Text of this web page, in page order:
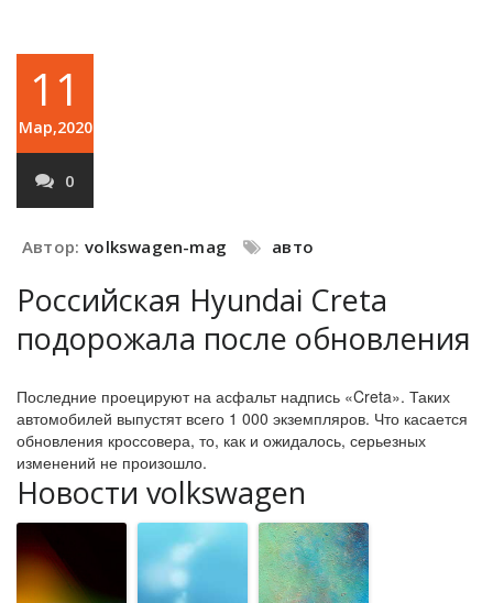
11
Мар,2020
0
Автор: volkswagen-mag авто
Российская Hyundai Creta
подорожала после обновления
Последние проецируют на асфальт надпись «Creta». Таких
автомобилей выпустят всего 1 000 экземпляров. Что касается
обновления кроссовера, то, как и ожидалось, серьезных
изменений не произошло.
Новости volkswagen